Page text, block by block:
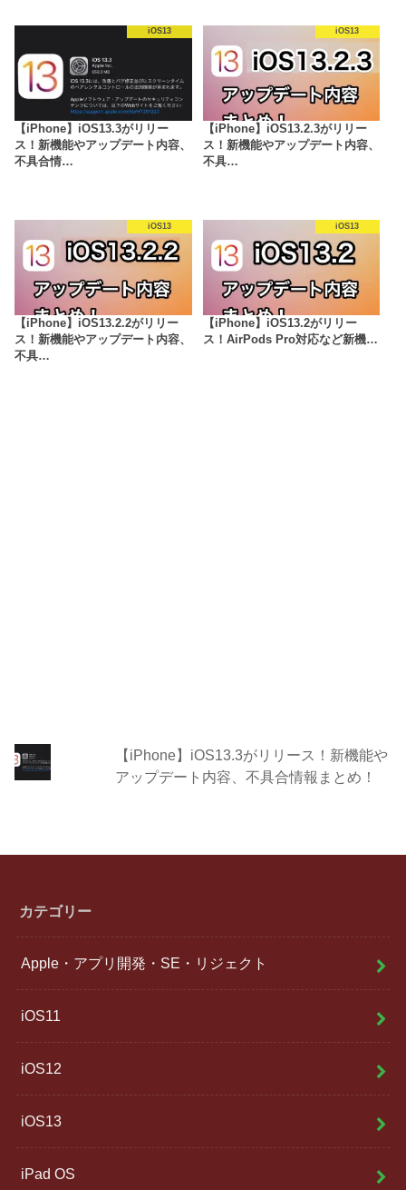
iOS13
【iPhone】iOS13.3がリリー
ス！新機能やアップデート内容、
不具合情…
iOS13
【iPhone】iOS13.2.3がリリー
ス！新機能やアップデート内容、
不具…
iOS13
【iPhone】iOS13.2.2がリリー
ス！新機能やアップデート内容、
不具…
iOS13
【iPhone】iOS13.2がリリー
ス！AirPods Pro対応など新機…
【iPhone】iOS13.3がリリース！新機能や
アップデート内容、不具合情報まとめ！
カテゴリー
Apple・アプリ開発・SE・リジェクト
iOS11
iOS12
iOS13
iPad OS